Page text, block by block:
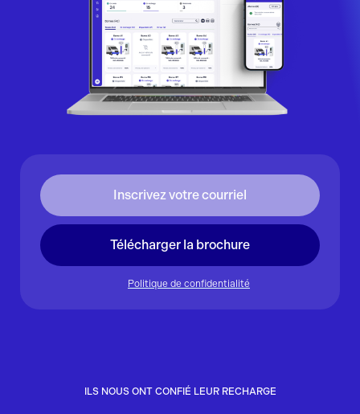
Télécharger la brochure
Politique de confidentialité
ILS NOUS ONT CONFIÉ LEUR RECHARGE